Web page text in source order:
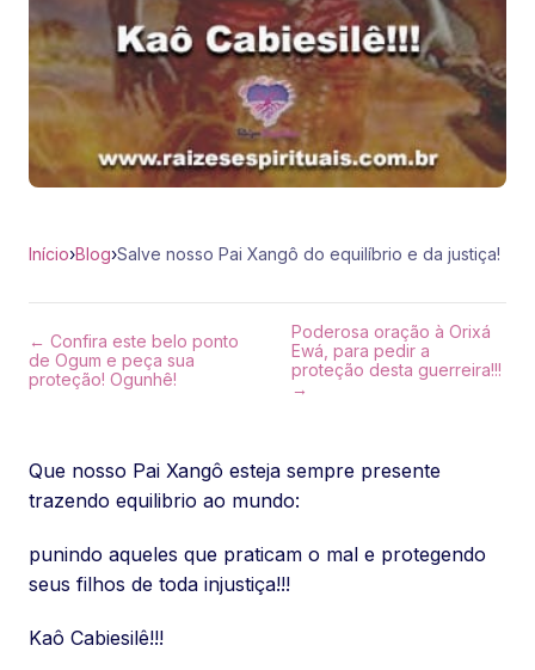
Início›Blog›Salve nosso Pai Xangô do equilíbrio e da justiça!
← Confira este belo ponto
de Ogum e peça sua
proteção! Ogunhê!
Poderosa oração à Orixá
Ewá, para pedir a
proteção desta guerreira!!!
→
Que nosso Pai Xangô esteja sempre presente
trazendo equilibrio ao mundo:
punindo aqueles que praticam o mal e protegendo
seus filhos de toda injustiça!!!
Kaô Cabiesilê!!!